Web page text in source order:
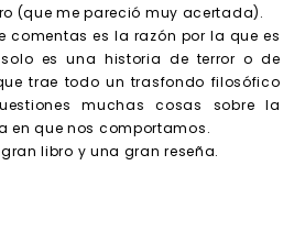
(que me pareció muy acertada).
comentas es la razón por la que es
es una historia de terror o de
trae todo un trasfondo filosófico
muchas cosas sobre la
en que nos comportamos.
libro y una gran reseña.